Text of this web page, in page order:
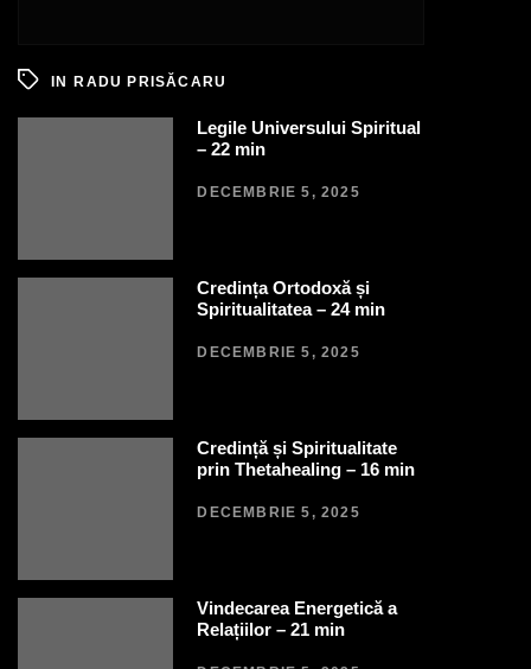
IN RADU PRISĂCARU
Legile Universului Spiritual
– 22 min
DECEMBRIE 5, 2025
Credința Ortodoxă și
Spiritualitatea – 24 min
DECEMBRIE 5, 2025
Credință și Spiritualitate
prin Thetahealing – 16 min
DECEMBRIE 5, 2025
Vindecarea Energetică a
Relațiilor – 21 min